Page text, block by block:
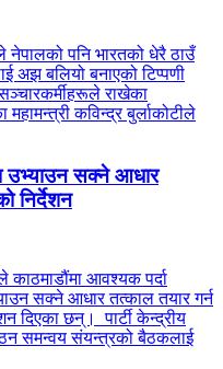
ले नेपालको पनि भारतको धेरै ठाउँ
अझ बलियो बनाएको टिप्पणी
राखेका
महामन्त्री कविन्द्र बुर्लाकोटीले
उभ्याउन सक्ने आधार
निर्देशन
आवश्यक पर्दा
सक्ने आधार तत्काल तयार गर्न
दिएका छन्। पार्टी केन्द्रीय
समन्वय संयन्त्रको बैठकलाई